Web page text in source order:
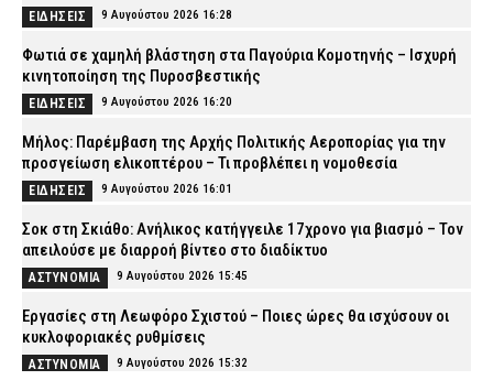
ΕΙΔΗΣΕΙΣ 9 Αυγούστου 2026 16:28
Φωτιά σε χαμηλή βλάστηση στα Παγούρια Κομοτηνής – Ισχυρή
κινητοποίηση της Πυροσβεστικής
ΕΙΔΗΣΕΙΣ 9 Αυγούστου 2026 16:20
Μήλος: Παρέμβαση της Αρχής Πολιτικής Αεροπορίας για την
προσγείωση ελικοπτέρου – Τι προβλέπει η νομοθεσία
ΕΙΔΗΣΕΙΣ 9 Αυγούστου 2026 16:01
Σοκ στη Σκιάθο: Ανήλικος κατήγγειλε 17χρονο για βιασμό – Τον
απειλούσε με διαρροή βίντεο στο διαδίκτυο
ΑΣΤΥΝΟΜΙΑ 9 Αυγούστου 2026 15:45
Εργασίες στη Λεωφόρο Σχιστού – Ποιες ώρες θα ισχύσουν οι
κυκλοφοριακές ρυθμίσεις
ΑΣΤΥΝΟΜΙΑ 9 Αυγούστου 2026 15:32